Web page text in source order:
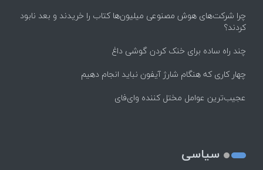
چرا شرکت‌های هوش مصنوعی میلیون‌ها کتاب را خریدند و بعد نابود
کردند؟
چند راه‌ ساده برای خنک کردن گوشی داغ
چهار کاری که هنگام شارژ آیفون نباید انجام دهیم
عجیب‌ترین عوامل مختل کننده وای‌فای
سیاسی